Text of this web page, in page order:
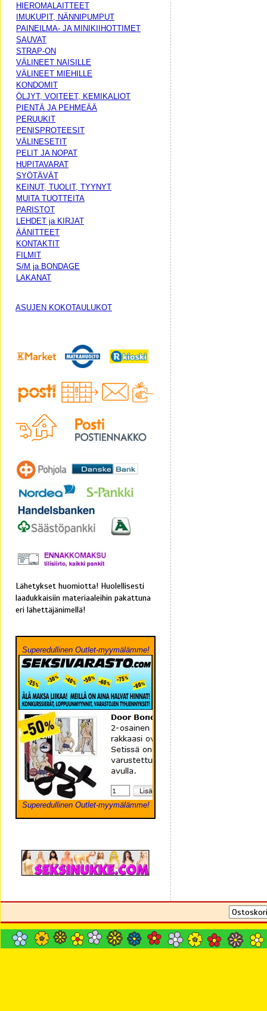
HIEROMALAITTEET
IMUKUPIT, NÄNNIPUMPUT
PAINEILMA- JA MINIKIIHOTTIMET
SAUVAT
STRAP-ON
VÄLINEET NAISILLE
VÄLINEET MIEHILLE
KONDOMIT
ÖLJYT, VOITEET, KEMIKALIOT
PIENTÄ JA PEHMEÄÄ
PERUUKIT
PENISPROTEESIT
VÄLINESETIT
PELIT JA NOPAT
HUPITAVARAT
SYÖTÄVÄT
KEINUT, TUOLIT, TYYNYT
MUITA TUOTTEITA
PARISTOT
LEHDET ja KIRJAT
ÄÄNITTEET
KONTAKTIT
FILMIT
S/M ja BONDAGE
LAKANAT
ASUJEN KOKOTAULUKOT
Lähetykset huomiotta! Huolellisesti
laadukkaisiin materiaaleihin pakattuna
eri lähettäjänimellä!
Superedullinen Outlet-myymälämme!
Superedullinen Outlet-myymälämme!